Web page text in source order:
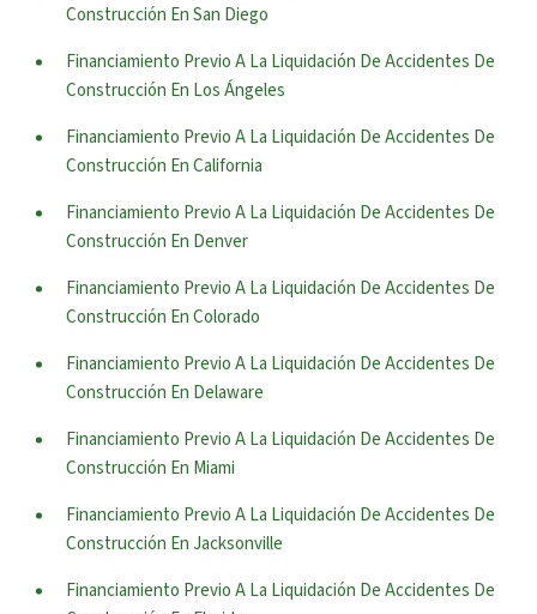
Construcción En San Diego
Financiamiento Previo A La Liquidación De Accidentes De
Construcción En Los Ángeles
Financiamiento Previo A La Liquidación De Accidentes De
Construcción En California
Financiamiento Previo A La Liquidación De Accidentes De
Construcción En Denver
Financiamiento Previo A La Liquidación De Accidentes De
Construcción En Colorado
Financiamiento Previo A La Liquidación De Accidentes De
Construcción En Delaware
Financiamiento Previo A La Liquidación De Accidentes De
Construcción En Miami
Financiamiento Previo A La Liquidación De Accidentes De
Construcción En Jacksonville
Financiamiento Previo A La Liquidación De Accidentes De